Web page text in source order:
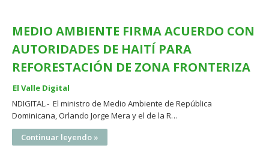
MEDIO AMBIENTE FIRMA ACUERDO CON
AUTORIDADES DE HAITÍ PARA
REFORESTACIÓN DE ZONA FRONTERIZA
El Valle Digital
NDIGITAL.- El ministro de Medio Ambiente de República
Dominicana, Orlando Jorge Mera y el de la R…
Continuar leyendo »